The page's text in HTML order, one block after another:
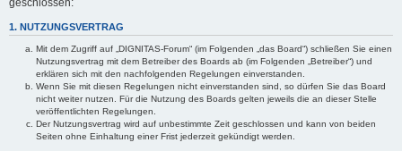
geschlossen:
1. NUTZUNGSVERTRAG
Mit dem Zugriff auf „DIGNITAS-Forum“ (im Folgenden „das Board“) schließen Sie einen
Nutzungsvertrag mit dem Betreiber des Boards ab (im Folgenden „Betreiber“) und
erklären sich mit den nachfolgenden Regelungen einverstanden.
Wenn Sie mit diesen Regelungen nicht einverstanden sind, so dürfen Sie das Board
nicht weiter nutzen. Für die Nutzung des Boards gelten jeweils die an dieser Stelle
veröffentlichten Regelungen.
Der Nutzungsvertrag wird auf unbestimmte Zeit geschlossen und kann von beiden
Seiten ohne Einhaltung einer Frist jederzeit gekündigt werden.